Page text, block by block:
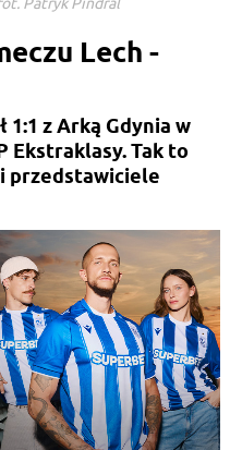
Lech -
1:1 z Arką Gdynia w
Ekstraklasy. Tak to
przedstawiciele